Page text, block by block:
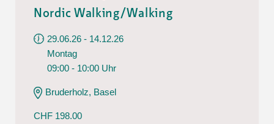
Nordic Walking/Walking
29.06.26 - 14.12.26
Montag
09:00 - 10:00 Uhr
Bruderholz, Basel
CHF 198.00